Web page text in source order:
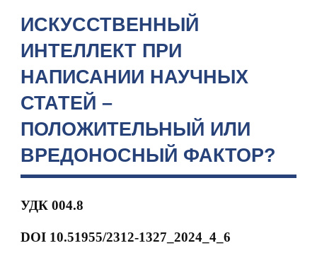
ИСКУССТВЕННЫЙ
ИНТЕЛЛЕКТ ПРИ
НАПИСАНИИ НАУЧНЫХ
СТАТЕЙ –
ПОЛОЖИТЕЛЬНЫЙ ИЛИ
ВРЕДОНОСНЫЙ ФАКТОР?
УДК 004.8
DOI 10.51955/2312-1327_2024_4_6